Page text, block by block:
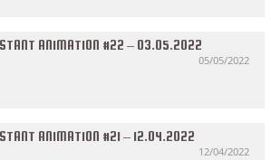
ANIMATION #22 – 03.05.2022
05/05/2022
ANIMATION #21 – 12.04.2022
12/04/2022